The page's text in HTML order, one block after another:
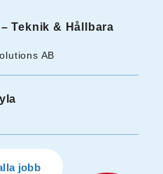
Teknik & Hållbara
AB
jobb